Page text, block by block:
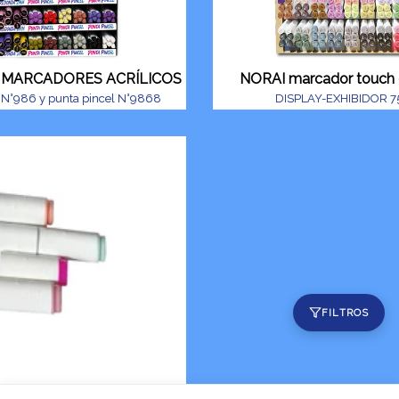
FILTROS
ACRÍLICOS
y punta pincel N°9868
NORAI marcador
DISPLAY-EXHIBIDOR